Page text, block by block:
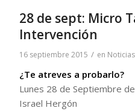
28 de sept: Micro
Intervención
16 septiembre 2015 / en
¿Te atreves a probarlo?
Lunes 28 de Septiembre
Israel Hergón